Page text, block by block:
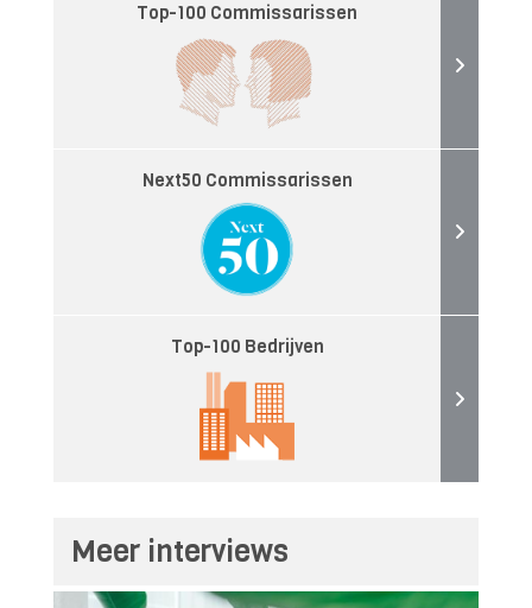
Top-100 Commissarissen
Next50 Commissarissen
Top-100 Bedrijven
Meer interviews